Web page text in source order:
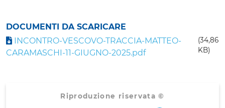
DOCUMENTI DA SCARICARE
INCONTRO-VESCOVO-TRACCIA-MATTEO-
CARAMASCHI-11-GIUGNO-2025.pdf
(34,86
KB)
Riproduzione riservata ©